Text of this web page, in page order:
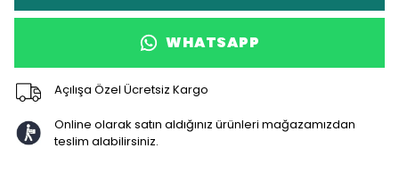
WHATSAPP
Açılışa Özel Ücretsiz Kargo
Online olarak satın aldığınız ürünleri mağazamızdan
teslim alabilirsiniz.